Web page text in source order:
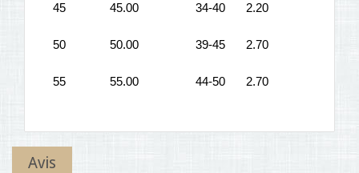
45 45.00 34-40 2.20
50 50.00 39-45 2.70
55 55.00 44-50 2.70
Avis